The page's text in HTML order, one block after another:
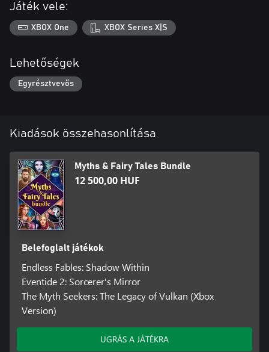
Játék vele:
XBOX One XBOX Series X|S
Lehetőségek
Egyrésztvevős
Kiadások összehasonlítása
Myths & Fairy Tales Bundle
12 500,00 HUF
Belefoglalt játékok
Endless Fables: Shadow Within
Eventide 2: Sorcerer's Mirror
The Myth Seekers: The Legacy of Vulkan (Xbox
Version)
UGRÁS A JÁTÉKRA